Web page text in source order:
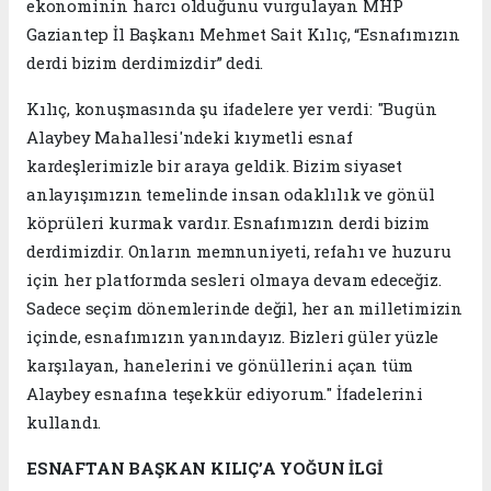
ekonominin harcı olduğunu vurgulayan MHP
Gaziantep İl Başkanı Mehmet Sait Kılıç, “Esnafımızın
derdi bizim derdimizdir” dedi.
Kılıç, konuşmasında şu ifadelere yer verdi: "Bugün
Alaybey Mahallesi'ndeki kıymetli esnaf
kardeşlerimizle bir araya geldik. Bizim siyaset
anlayışımızın temelinde insan odaklılık ve gönül
köprüleri kurmak vardır. Esnafımızın derdi bizim
derdimizdir. Onların memnuniyeti, refahı ve huzuru
için her platformda sesleri olmaya devam edeceğiz.
Sadece seçim dönemlerinde değil, her an milletimizin
içinde, esnafımızın yanındayız. Bizleri güler yüzle
karşılayan, hanelerini ve gönüllerini açan tüm
Alaybey esnafına teşekkür ediyorum." İfadelerini
kullandı.
ESNAFTAN BAŞKAN KILIÇ’A YOĞUN İLGİ